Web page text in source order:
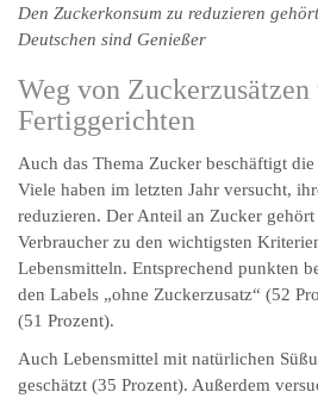
Den Zuckerkonsum zu reduzieren
Deutschen sind Genießer
Weg von Zuckerzusätzen
Fertiggerichten
Auch das Thema Zucker beschäftigt
Viele haben im letzten Jahr versucht,
reduzieren. Der Anteil an Zucker
Verbraucher zu den wichtigsten
Lebensmitteln. Entsprechend punkten
den Labels „ohne Zuckerzusatz“ (52
(51 Prozent).
Auch Lebensmittel mit natürlichen
geschätzt (35 Prozent). Außerdem